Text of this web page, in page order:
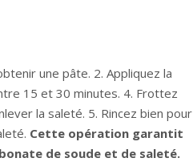
une pâte. 2. Appliquez la
15 et 30 minutes. 4. Frottez
la saleté. 5. Rincez bien pour
Cette opération garantit
de soude et de saleté.